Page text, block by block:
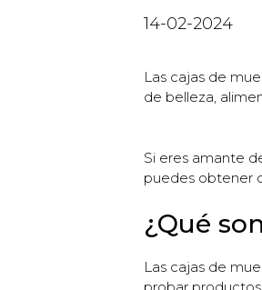
14-02-2024
Las cajas de
de belleza,
Si eres amante
puedes obtener
¿Qué
Las cajas de
probar